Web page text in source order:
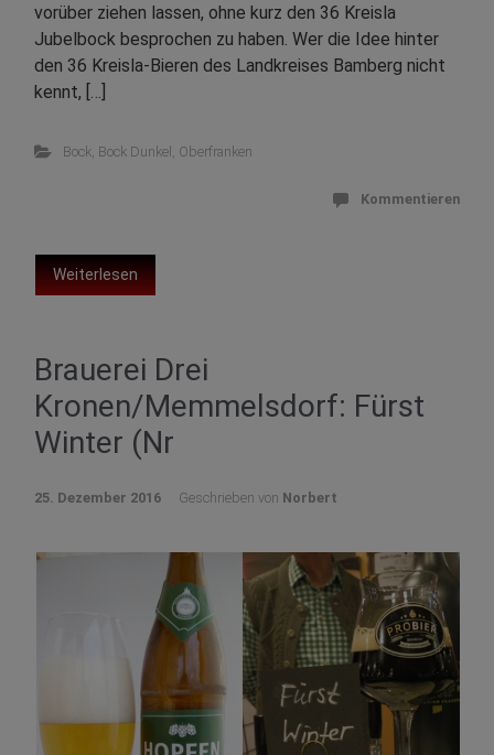
vorüber ziehen lassen, ohne kurz den 36 Kreisla
Jubelbock besprochen zu haben. Wer die Idee hinter
den 36 Kreisla-Bieren des Landkreises Bamberg nicht
kennt, […]
Bock, Bock Dunkel Oberfranken
Kommentieren
Weiterlesen
Brauerei Drei
Kronen/Memmelsdorf: Fürst
Winter (Nr
25. Dezember 2016 Geschrieben von Norbert